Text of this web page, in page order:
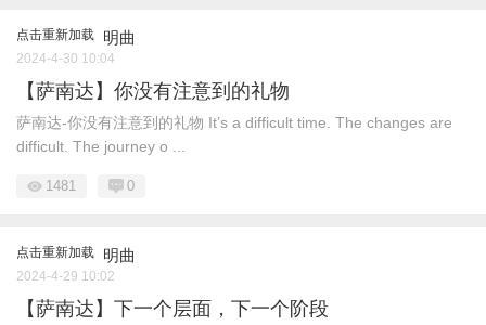
点击重新加载 明曲
2024-4-30 10:04
【萨南达】你没有注意到的礼物
萨南达-你没有注意到的礼物 It’s a difficult time. The changes are
difficult. The journey o ...
1481 0
点击重新加载 明曲
2024-4-29 10:02
【萨南达】下一个层面，下一个阶段